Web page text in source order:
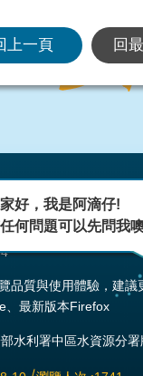
上一頁 回
五 AM08:00~12:00
峰區峰堤路195號 電
品質與使用體驗，建議
、最新版本Firefox
水利署中區水資源分
好，我是阿滴仔!
何問題可以先問我